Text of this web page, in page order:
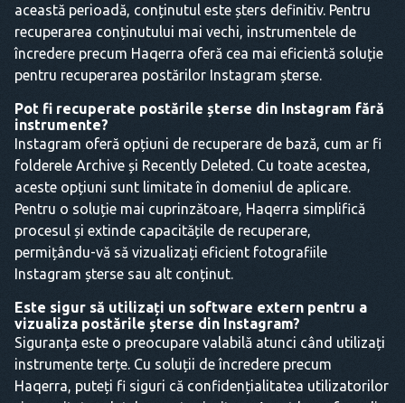
această perioadă, conținutul este șters definitiv. Pentru
recuperarea conținutului mai vechi, instrumentele de
încredere precum Haqerra oferă cea mai eficientă soluție
pentru recuperarea postărilor Instagram șterse.
Pot fi recuperate postările șterse din Instagram fără
instrumente?
Instagram oferă opțiuni de recuperare de bază, cum ar fi
folderele Archive și Recently Deleted. Cu toate acestea,
aceste opțiuni sunt limitate în domeniul de aplicare.
Pentru o soluție mai cuprinzătoare, Haqerra simplifică
procesul și extinde capacitățile de recuperare,
permițându-vă să vizualizați eficient fotografiile
Instagram șterse sau alt conținut.
Este sigur să utilizați un software extern pentru a
vizualiza postările șterse din Instagram?
Siguranța este o preocupare valabilă atunci când utilizați
instrumente terțe. Cu soluții de încredere precum
Haqerra, puteți fi siguri că confidențialitatea utilizatorilor